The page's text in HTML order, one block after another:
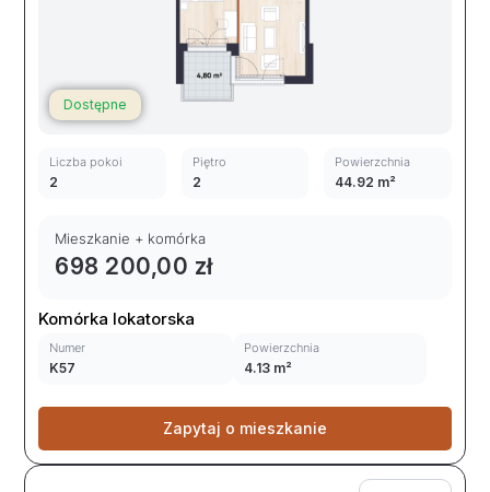
Dostępne
Liczba pokoi
2
Piętro
2
Powierzchnia
44.92 m²
Mieszkanie + komórka
698 200,00 zł
Komórka lokatorska
Numer
K57
Powierzchnia
4.13 m²
Zapytaj o mieszkanie